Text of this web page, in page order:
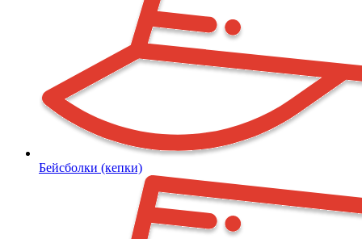
Бейсболки (кепки)